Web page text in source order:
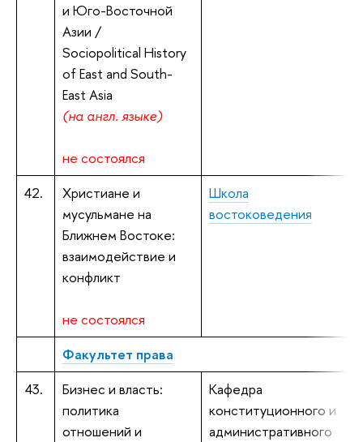
и Юго-Восточной
Азии /
Sociopolitical History
of East and South-
East Asia
(на англ. языке)
не состоялся
42.
Христиане и
мусульмане на
Ближнем Востоке:
взаимодействие и
конфликт
не состоялся
Школа
востоковедения
Факультет права
43.
Бизнес и власть:
политика
отношений и
Кафедра
конституционного и
административного